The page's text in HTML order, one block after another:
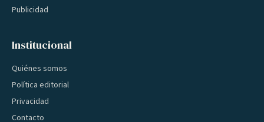
Publicidad
Institucional
Quiénes somos
Política editorial
Privacidad
Contacto